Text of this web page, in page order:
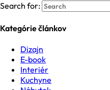
Search for:
Kategórie článkov
Dizajn
E-book
Interiér
Kuchyne